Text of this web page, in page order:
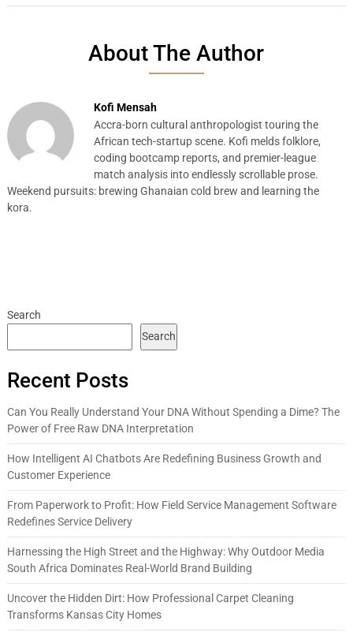
About The Author
Kofi Mensah
Accra-born cultural anthropologist touring the
African tech-startup scene. Kofi melds folklore,
coding bootcamp reports, and premier-league
match analysis into endlessly scrollable prose.
Weekend pursuits: brewing Ghanaian cold brew and learning the
kora.
Search
Search
Recent Posts
Can You Really Understand Your DNA Without Spending a Dime? The
Power of Free Raw DNA Interpretation
How Intelligent AI Chatbots Are Redefining Business Growth and
Customer Experience
From Paperwork to Profit: How Field Service Management Software
Redefines Service Delivery
Harnessing the High Street and the Highway: Why Outdoor Media
South Africa Dominates Real-World Brand Building
Uncover the Hidden Dirt: How Professional Carpet Cleaning
Transforms Kansas City Homes